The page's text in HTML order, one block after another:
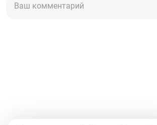
Ваш комментарий